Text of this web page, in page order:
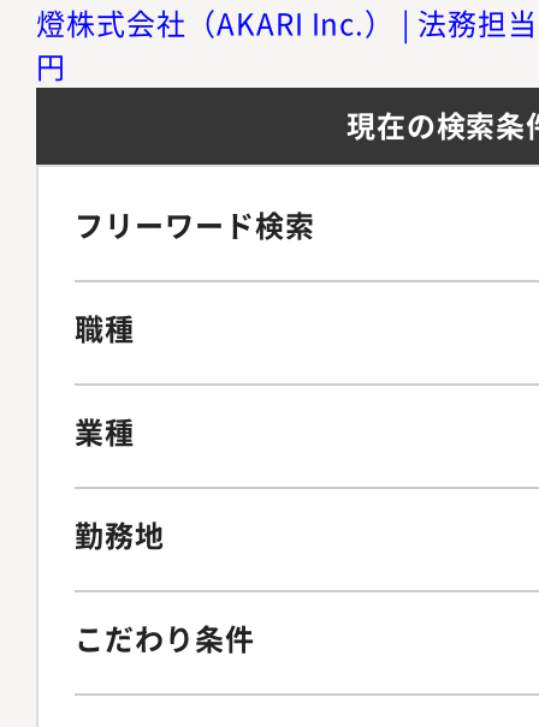
燈株式会社（AKARI Inc.） | 法務担
円
現在の検索条
フリーワード検索
職種
業種
勤務地
こだわり条件